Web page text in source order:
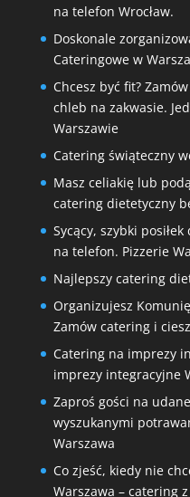
na telefon Wrocław.
Doskonale
Cateringowe w
Chcesz być fit?
chleb na zakwasie.
Warszawie
Catering świąteczny
Masz celiakię lub
catering dietetyczny
Sycący, szybki
na telefon. Pizzerie
Najlepszy catering
Organizujesz
Zamów catering i
Catering na imprezy
imprezy integracyjne
Zaproś gości na
wyszukanymi
Warszawa
Co zjeść, kiedy nie
Warszawa – catering